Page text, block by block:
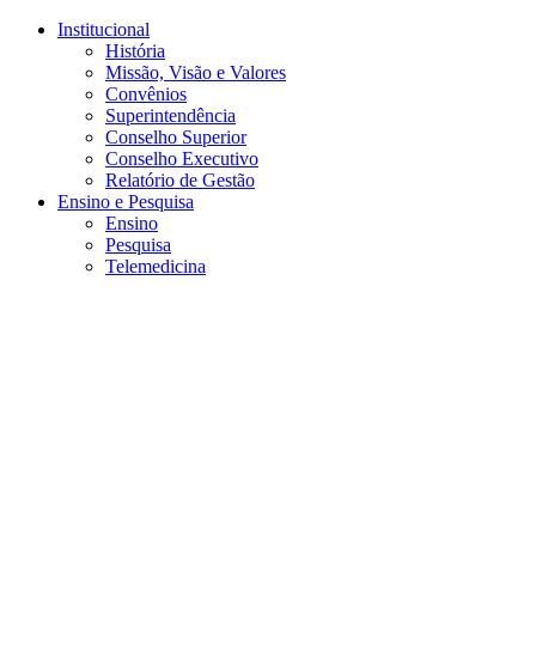
Conteúdo principal
Institucional
História
Missão, Visão e Valores
Convênios
Superintendência
Conselho Superior
Conselho Executivo
Relatório de Gestão
Ensino e Pesquisa
Ensino
Pesquisa
Telemedicina